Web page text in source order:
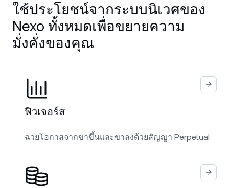
ใช้ประโยชน์จากระบบนิเวศของ
Nexo ทั้งหมดเพื่อขยายความ
มั่งคั่งของคุณ
ฟิวเจอร์ส
ฉวยโอกาสจากขาขึ้นและขาลงด้วยสัญญา Perpetual